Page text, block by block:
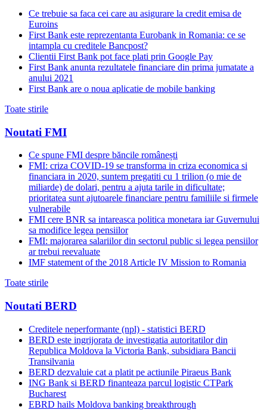
Ce trebuie sa faca cei care au asigurare la credit emisa de
Euroins
First Bank este reprezentanta Eurobank in Romania: ce se
intampla cu creditele Bancpost?
Clientii First Bank pot face plati prin Google Pay
First Bank anunta rezultatele financiare din prima jumatate a
anului 2021
First Bank are o noua aplicatie de mobile banking
Toate stirile
Noutati FMI
Ce spune FMI despre băncile românești
FMI: criza COVID-19 se transforma in criza economica si
financiara in 2020, suntem pregatiti cu 1 trilion (o mie de
miliarde) de dolari, pentru a ajuta tarile in dificultate;
prioritatea sunt ajutoarele financiare pentru familiile si firmele
vulnerabile
FMI cere BNR sa intareasca politica monetara iar Guvernului
sa modifice legea pensiilor
FMI: majorarea salariilor din sectorul public si legea pensiilor
ar trebui reevaluate
IMF statement of the 2018 Article IV Mission to Romania
Toate stirile
Noutati BERD
Creditele neperformante (npl) - statistici BERD
BERD este ingrijorata de investigatia autoritatilor din
Republica Moldova la Victoria Bank, subsidiara Bancii
Transilvania
BERD dezvaluie cat a platit pe actiunile Piraeus Bank
ING Bank si BERD finanteaza parcul logistic CTPark
Bucharest
EBRD hails Moldova banking breakthrough